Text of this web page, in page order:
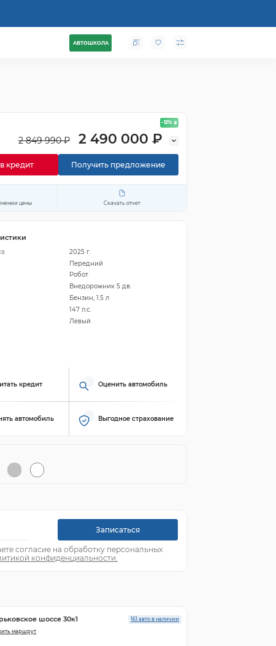
АВТОШКОЛА
- 12%
2 849 990 ₽ 2 490 000 ₽
кредит Получить предложение
цены Скачать отчет
2025 г.
Передний
Робот
Внедорожник 5 дв.
Бензин, 1.5 л
147 л.с.
Левый
кредит Оценить автомобиль
автомобиль Выгодное страхование
Записаться
согласие на обработку персональных
конфиденциальности.
161 авто в наличии
шоссе 30к1
маршрут